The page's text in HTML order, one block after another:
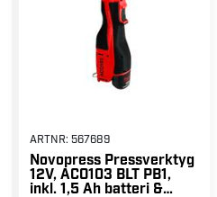
ARTNR: 567689
Novopress Pressverktyg
12V, ACO103 BLT PB1,
inkl. 1,5 Ah batteri &